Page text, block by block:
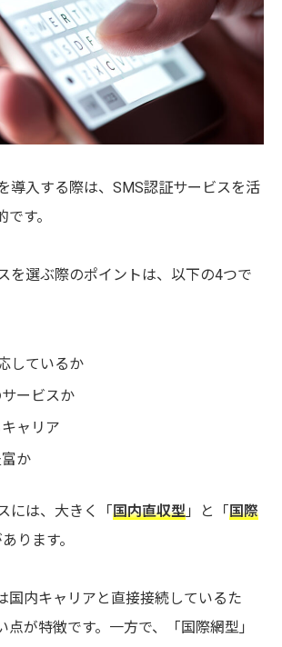
導入する際は、SMS認証サービスを活
す。
を選ぶ際のポイントは、以下の4つで
しているか
ービスか
ャリア
か
には、大きく「 国内直収型 」と「 国際
ります。
国内キャリアと直接接続しているた
点が特徴です。一方で、「国際網型」